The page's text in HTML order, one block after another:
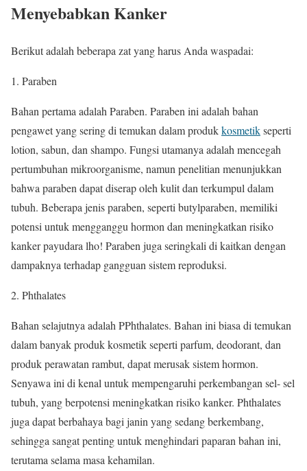
Menyebabkan Kanker
Berikut adalah beberapa zat yang harus Anda waspadai:
Paraben
Bahan pertama adalah Paraben. Paraben ini adalah bahan
pengawet yang sering di temukan dalam produkkosmetikseperti
lotion, sabun, dan shampo. Fungsi utamanya adalah mencegah
pertumbuhan mikroorganisme, namun penelitian menunjukkan
bahwa paraben dapat diserap oleh kulit dan terkumpul dalam
tubuh. Beberapa jenis paraben, seperti butylparaben, memiliki
potensi untuk mengganggu hormon dan meningkatkan risiko
kanker payudara lho! Paraben juga seringkali di kaitkan dengan
dampaknya terhadap gangguan sistem reproduksi.
Phthalates
Bahan selajutnya adalah PPhthalates. Bahan ini biasa di temukan
dalam banyak produk kosmetik seperti parfum, deodorant, dan
produk perawatan rambut, dapat merusak sistem hormon.
Senyawa ini di kenal untuk mempengaruhi perkembangan sel- sel
tubuh, yang berpotensi meningkatkan risiko kanker. Phthalates
juga dapat berbahaya bagi janin yang sedang berkembang,
sehingga sangat penting untuk menghindari paparan bahan ini,
terutama selama masa kehamilan.